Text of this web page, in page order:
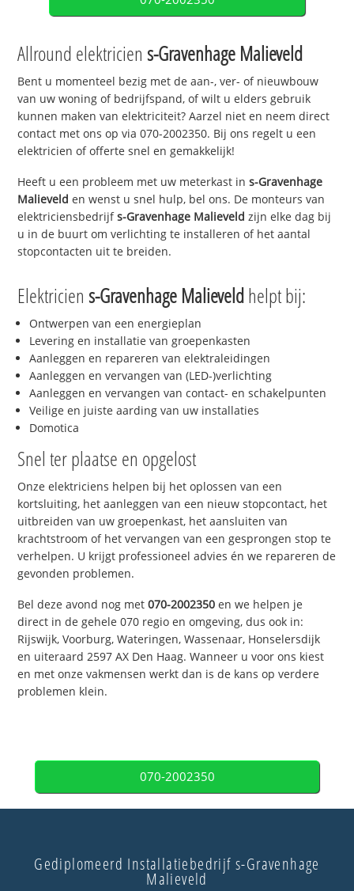
Allround elektricien s-Gravenhage Malieveld
Bent u momenteel bezig met de aan-, ver- of nieuwbouw
van uw woning of bedrijfspand, of wilt u elders gebruik
kunnen maken van elektriciteit? Aarzel niet en neem direct
contact met ons op via 070-2002350. Bij ons regelt u een
elektricien of offerte snel en gemakkelijk!
Heeft u een probleem met uw meterkast ins-Gravenhage
Malieveld en wenst u snel hulp, bel ons. De monteurs van
elektriciensbedrijfs-Gravenhage Malieveld zijn elke dag bij
u in de buurt om verlichting te installeren of het aantal
stopcontacten uit te breiden.
Elektricien s-Gravenhage Malieveldhelpt bij:
Ontwerpen van een energieplan
Levering en installatie van groepenkasten
Aanleggen en repareren van elektraleidingen
Aanleggen en vervangen van (LED-)verlichting
Aanleggen en vervangen van contact- en schakelpunten
Veilige en juiste aarding van uw installaties
Domotica
Snel ter plaatse en opgelost
Onze elektriciens helpen bij het oplossen van een
kortsluiting, het aanleggen van een nieuw stopcontact, het
uitbreiden van uw groepenkast, het aansluiten van
krachtstroom of het vervangen van een gesprongen stop te
verhelpen. U krijgt professioneel advies én we repareren de
gevonden problemen.
Bel deze avond nog met070-2002350 en we helpen je
direct in de gehele 070 regio en omgeving, dus ook in:
Rijswijk, Voorburg, Wateringen, Wassenaar, Honselersdijk
en uiteraard 2597 AX Den Haag. Wanneer u voor ons kiest
en met onze vakmensen werkt dan is de kans op verdere
problemen klein.
070-2002350
Gediplomeerd Installatiebedrijf s-Gravenhage
Malieveld